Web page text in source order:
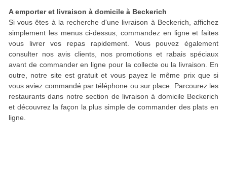
A emporter et livraison à domicile à Beckerich
Si vous êtes à la recherche d'une livraison à Beckerich, affichez
simplement les menus ci-dessus, commandez en ligne et faites
vous livrer vos repas rapidement. Vous pouvez également
consulter nos avis clients, nos promotions et rabais spéciaux
avant de commander en ligne pour la collecte ou la livraison. En
outre, notre site est gratuit et vous payez le même prix que si
vous aviez commandé par téléphone ou sur place. Parcourez les
restaurants dans notre section de livraison à domicile Beckerich
et découvrez la façon la plus simple de commander des plats en
ligne.